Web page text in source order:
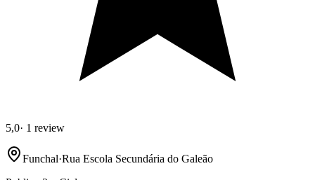
5,0· 1 review
Funchal·Rua Escola Secundária do Galeão